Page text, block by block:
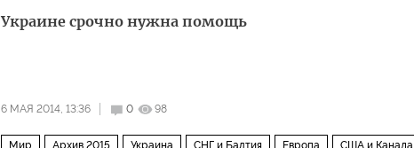
Украине срочно нужна помощь
6 МАЯ 2014, 13:36 0 98
Мир Архив 2015 Украина СНГ и Балтия Европа США и Канада